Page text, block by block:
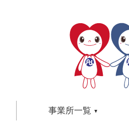
事業所一覧